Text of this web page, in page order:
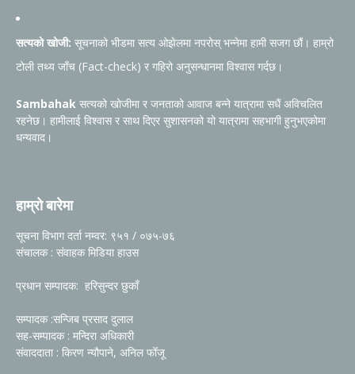
सत्यको खोजी: सूचनाको भीडमा सत्य ओझेलमा नपरोस् भन्नेमा हामी सजग छौं। हाम्रो
टोली तथ्य जाँच (Fact-check) र गहिरो अनुसन्धानमा विश्वास गर्दछ।
Sambahak सत्यको खोजीमा र जनताको आवाज बन्ने यात्रामा सधैं अविचलित
रहनेछ। हामीलाई विश्वास र साथ दिएर सुशासनको यो यात्रामा सहभागी हुनुभएकोमा
धन्यवाद।
हाम्रो बारेमा
सूचना विभाग दर्ता नम्वर: ९५१ / ०७५-७६
संचालक : संवाहक मिडिया हाउस
प्रधान सम्पादक: हरिसुन्दर छुकाँ
सम्पादक :सन्जिब प्रसाद दुलाल
सह-सम्पादक : मन्दिरा अधिकारी
संवाददाता : किरण न्यौपाने, अनिल फोँजू